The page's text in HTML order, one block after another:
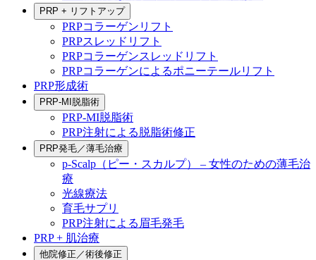
PRP + リフトアップ
PRPコラーゲンリフト
PRPスレッドリフト
PRPコラーゲンスレッドリフト
PRPコラーゲンによるポニーテールリフト
PRP形成術
PRP-MI脱脂術
PRP-MI脱脂術
PRP注射による脱脂術修正
PRP発毛／薄毛治療
p-Scalp（ピー・スカルプ） – 女性のための薄毛治
療
光線療法
育毛サプリ
PRP注射による眉毛発毛
PRP + 肌治療
他院修正／術後修正